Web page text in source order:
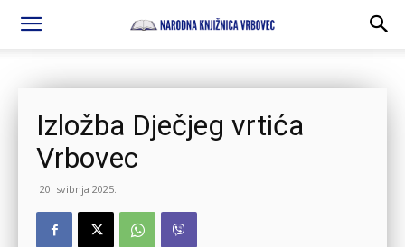
Izložba Dječjeg vrtića
Vrbovec
20. svibnja 2025.